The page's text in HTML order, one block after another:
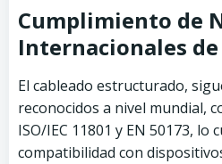
Cumplimiento de
Internacionales de
El cableado estructurado,
reconocidos a nivel mundial,
ISO/IEC 11801 y EN 50173, lo
compatibilidad con